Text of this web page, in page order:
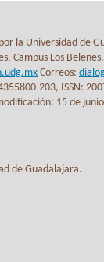
la Universidad de
Campus Los
Correos:
203, ISSN:
15 de
de Guadalajara.